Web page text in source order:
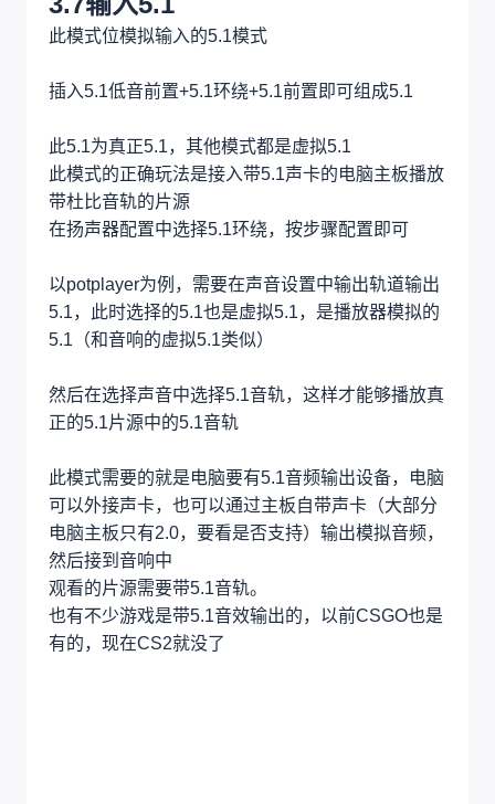
3.7输入5.1
此5.1为真正5.1，其他模式都是虚拟5.1
此模式的正确玩法是接入带5.1声卡的电脑主板播放
带杜比音轨的片源
以potplayer为例，需要在声音设置中输出轨道输出
5.1，此时选择的5.1也是虚拟5.1，是播放器模拟的
然后在选择声音中选择5.1音轨，这样才能够播放真
此模式需要的就是电脑要有5.1音频输出设备，电脑
可以外接声卡，也可以通过主板自带声卡（大部分
电脑主板只有2.0，要看是否支持）输出模拟音频，
然后接到音响中
观看的片源需要带5.1音轨。
也有不少游戏是带5.1音效输出的，以前CSGO也是